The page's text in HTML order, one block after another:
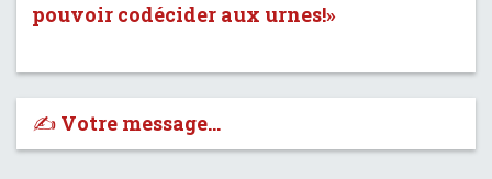
pouvoir codécider aux urnes!»
✍️ Votre message…